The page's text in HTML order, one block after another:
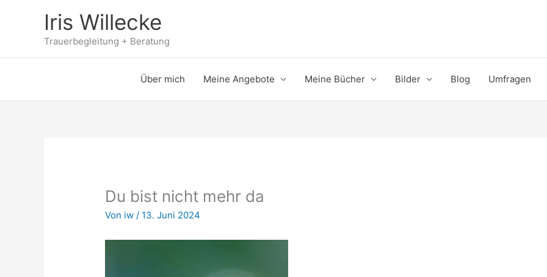
Iris Willecke
Trauerbegleitung + Beratung
Über mich Meine Angebote Meine Bücher Bilder Blog Umfragen
Du bist nicht mehr da
Von iw/ 13. Juni 2024